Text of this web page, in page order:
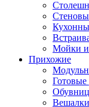
Мойки и
Прихожие
Вешалки